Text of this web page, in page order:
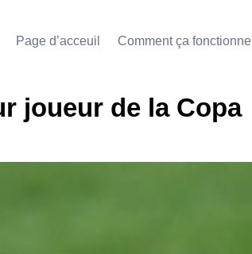
Page d’acceuil Comment ça fonctionne
joueur de la Copa